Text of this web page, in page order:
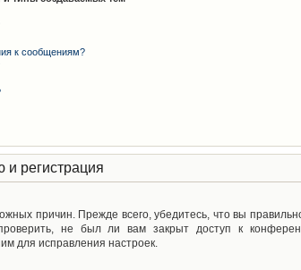
к сообщениям?
регистрация
причин. Прежде всего, убедитесь, что вы
не был ли вам закрыт доступ к
для исправления настроек.